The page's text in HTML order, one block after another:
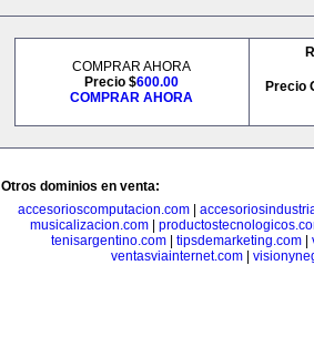
COMPRAR AHORA
Precio $600.00
COMPRAR AHORA
Precio
Otros dominios en venta:
accesorioscomputacion.com
musicalizacion.com|
tenisargentino.com
tipsdemarketing.com
ventasviainternet.com